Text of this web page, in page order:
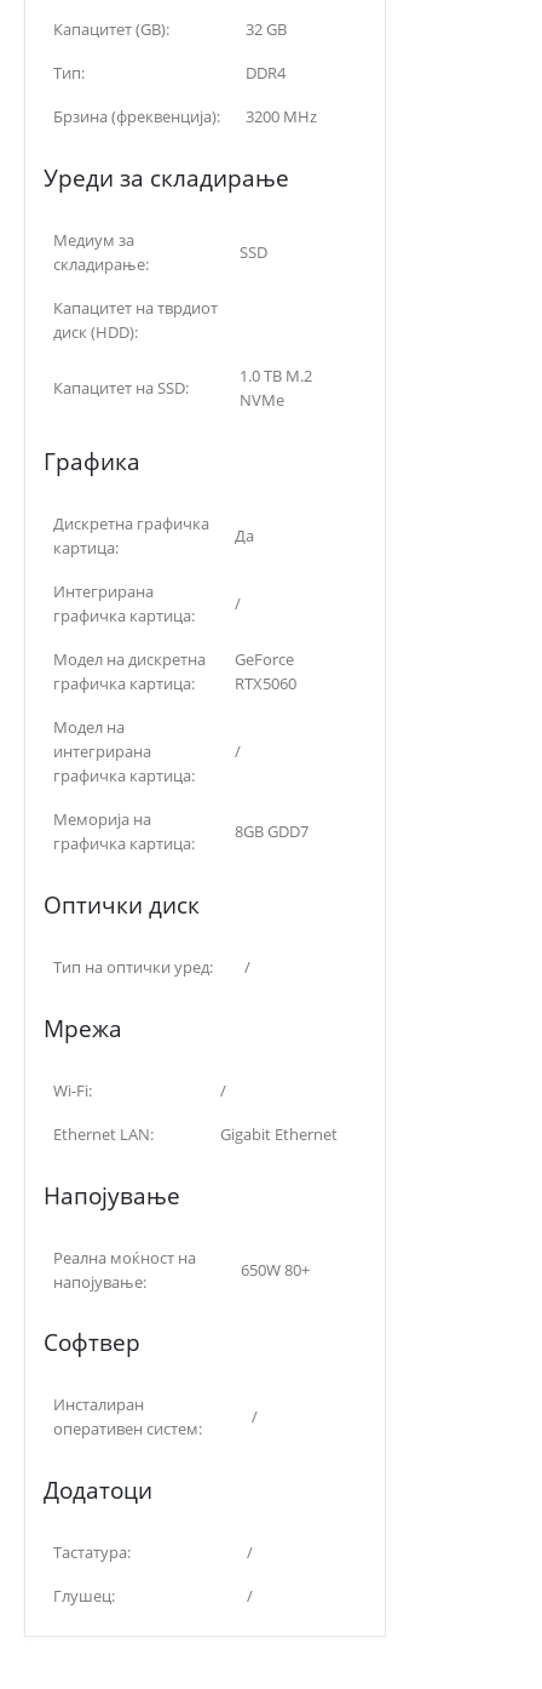
Капацитет (GB):
32 GB
Тип:
DDR4
Брзина (фреквенција):
3200 MHz
Уреди за складирање
Медиум за
складирање:
SSD
Капацитет на тврдиот
диск (HDD):
Капацитет на SSD:
1.0 TB M.2
NVMe
Графика
Дискретна графичка
картица:
Да
Интегрирана
графичка картица:
/
Модел на дискретна
графичка картица:
GeForce
RTX5060
Модел на
интегрирана
графичка картица:
/
Меморија на
графичка картица:
8GB GDD7
Оптички диск
Тип на оптички уред: /
Мрежа
Wi-Fi:
/
Ethernet LAN:
Gigabit Ethernet
Напојување
Реална моќност на
напојување:
650W 80+
Софтвер
Инсталиран
оперативен систем:
/
Додатоци
Тастатура:
/
Глушец:
/